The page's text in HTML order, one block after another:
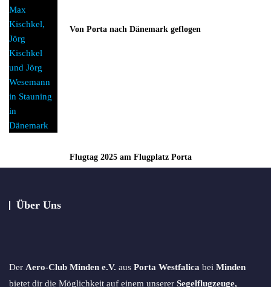
Von Porta nach Dänemark geflogen
Flugtag 2025 am Flugplatz Porta
Über Uns
Der Aero-Club Minden e.V. aus Porta Westfalica bei Minden
bietet dir die Möglichkeit auf einem unserer Segelflugzeuge,